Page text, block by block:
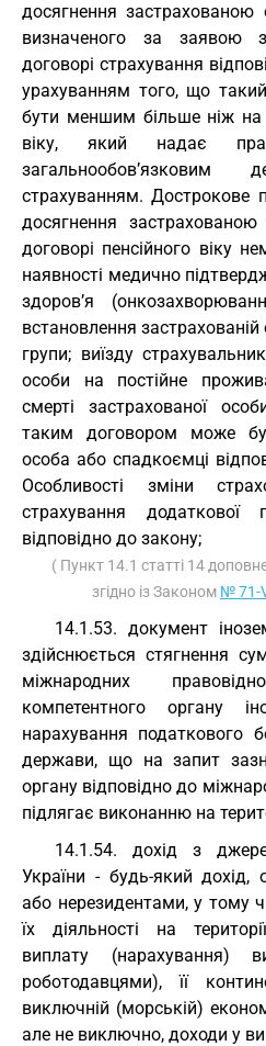
досягнення застрахованою
визначеного за заявою
договорі страхування
урахуванням того, що
бути меншим більше ніж на
віку, який надає
загальнообов’язковим
страхуванням. Дострокове
досягнення
договорі пенсійного віку
наявності медично
здоров’я
встановлення застрахованій
групи; виїзду
особи на постійне
смерті застрахованої
таким договором може
особа або спадкоємці
Особливості зміни
страхування додаткової
відповідно до закону;
( Пункт 14.1 статті 14
згідно із Законом № 71-
14.1.53. документ
здійснюється стягнення
міжнародних
компетентного органу
нарахування податкового
держави, що на запит
органу відповідно до
підлягає виконанню на
14.1.54. дохід з
України - будь-який дохід,
або нерезидентами, у тому
їх діяльності на
виплату (нарахування)
роботодавцями), її
виключній (морській)
але не виключно, доходи у